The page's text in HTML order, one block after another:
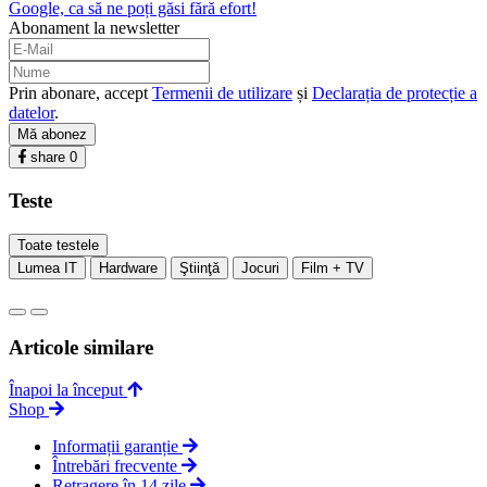
Google, ca să ne poți găsi fără efort!
Abonament la newsletter
Prin abonare, accept Termenii de utilizare și Declarația de protecție a
datelor.
Mă abonez
share 0
Teste
Toate testele
Lumea IT
Hardware Ştiinţă Jocuri Film + TV
Articole similare
Înapoi la început
Shop
Informații garanție
Întrebări frecvente